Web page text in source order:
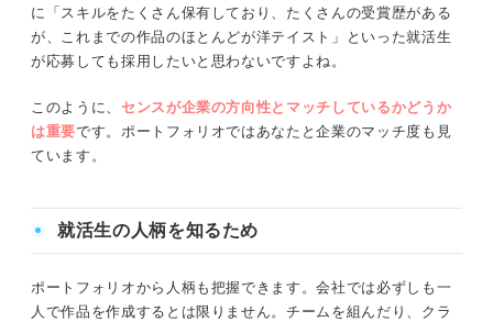
に「スキルをたくさん保有しており、たくさんの受賞歴がある
が、これまでの作品のほとんどが洋テイスト」といった就活生
が応募しても採用したいと思わないですよね。
このように、 センスが企業の方向性とマッチしているかどうか
は重要です。ポートフォリオではあなたと企業のマッチ度も見
ています。
就活生の人柄を知るため
ポートフォリオから人柄も把握できます。会社では必ずしも一
人で作品を作成するとは限りません。チームを組んだり、クラ